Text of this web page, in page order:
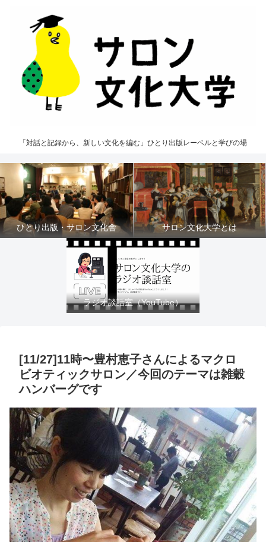
「対話と記録から、新しい文化を編む」ひとり出版レーベルと学びの場
ひとり出版・サロン文化舎 サロン文化大学とは
ラジオ談話室（YouTube）
[11/27]11時〜豊村恵子さんによるマクロ
ビオティックサロン／今回のテーマは雑穀
ハンバーグです